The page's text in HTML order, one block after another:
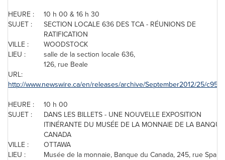
HEURE :
10 h 00 & 16 h 30
SUJET :
SECTION LOCALE 636 DES TCA - RÉUNIONS DE
RATIFICATION
VILLE :
WOODSTOCK
LIEU :
salle de la section locale 636,
126, rue Beale
URL:
http://www.newswire.ca/en/releases/archive/September2012/25/
HEURE :
10 h 00
SUJET :
DANS LES BILLETS - UNE NOUVELLE EXPOSITION
ITINÉRANTE DU MUSÉE DE LA MONNAIE DE LA
CANADA
VILLE :
OTTAWA
LIEU :
Musée de la monnaie, Banque du Canada, 245, rue